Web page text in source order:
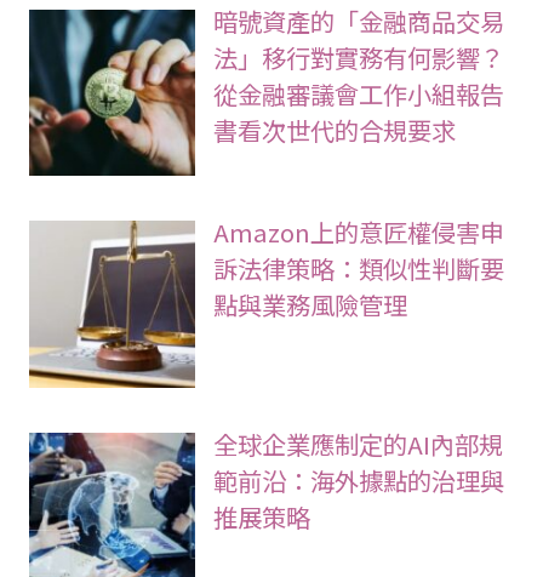
暗號資產的「金融商品交易
法」移行對實務有何影響？
從金融審議會工作小組報告
書看次世代的合規要求
Amazon上的意匠權侵害申
訴法律策略：類似性判斷要
點與業務風險管理
全球企業應制定的AI內部規
範前沿：海外據點的治理與
推展策略